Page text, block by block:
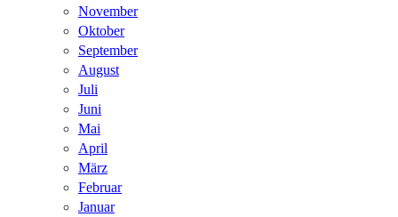
November
Oktober
September
August
Juli
Juni
Mai
April
März
Februar
Januar